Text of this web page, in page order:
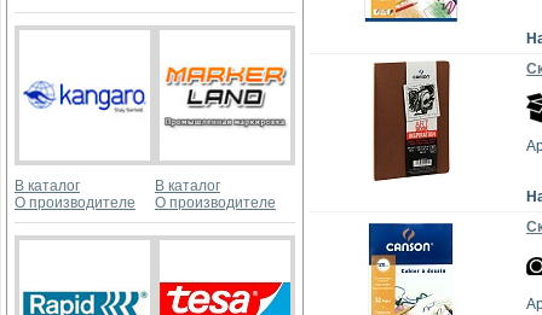
В каталог
О производителе
В каталог
О производителе